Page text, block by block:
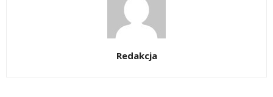
Redakcja